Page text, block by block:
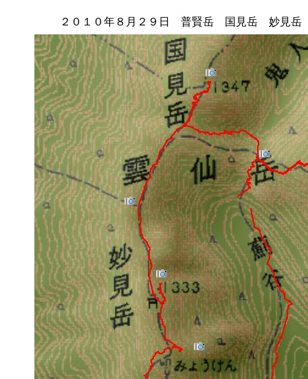
２０１０年８月２９日 普賢岳 国見岳 妙見